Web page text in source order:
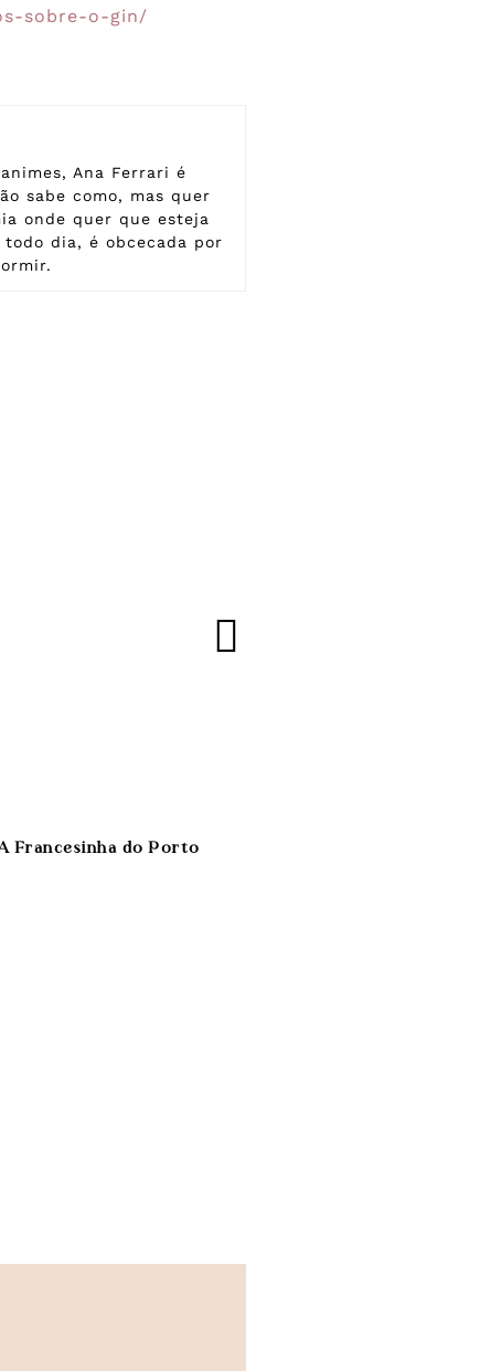
sobre-o-gin/
Ana Ferrari é
sabe como, mas quer
onde quer que esteja
dia, é obcecada por
Francesinha do Porto